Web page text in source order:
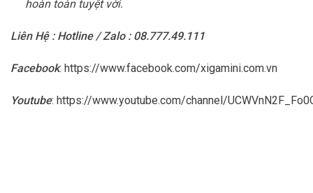
hoàn toàn tuyệt vời.
Liên Hệ : Hotline / Zalo : 08.777.49.111
Facebook: https://www.facebook.com/xigamini.com.vn
Youtube: https://www.youtube.com/channel/